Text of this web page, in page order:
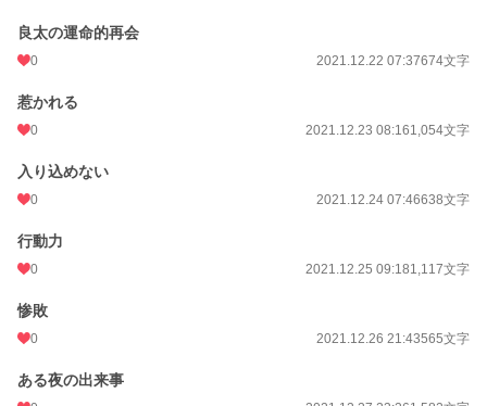
良太の運命的再会
0 2021.12.22 07:37674文字
惹かれる
0 2021.12.23 08:161,054文字
入り込めない
0 2021.12.24 07:46638文字
行動力
0 2021.12.25 09:181,117文字
惨敗
0 2021.12.26 21:43565文字
ある夜の出来事